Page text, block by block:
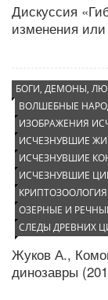
Дискуссия
изменения
БОГИ, ДЕМОНЫ,
ВОЛШЕБНЫЕ
ИЗОБРАЖЕНИЯ
ИСЧЕЗНУВШИЕ
ИСЧЕЗНУВШИЕ
ИСЧЕЗНУВШИЕ
КРИПТОЗООЛОГИЯ
ОЗЕРНЫЕ И
СЛЕДЫ ДРЕВНИХ
Жуков А.,
динозавры